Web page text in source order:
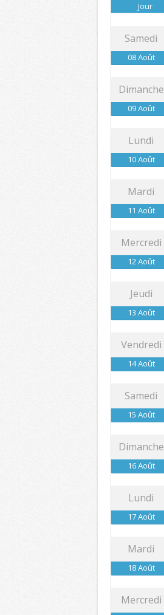
Jour
Samedi
08 Août
Dimanche
09 Août
Lundi
10 Août
Mardi
11 Août
Mercredi
12 Août
Jeudi
13 Août
Vendredi
14 Août
Samedi
15 Août
Dimanche
16 Août
Lundi
17 Août
Mardi
18 Août
Mercredi